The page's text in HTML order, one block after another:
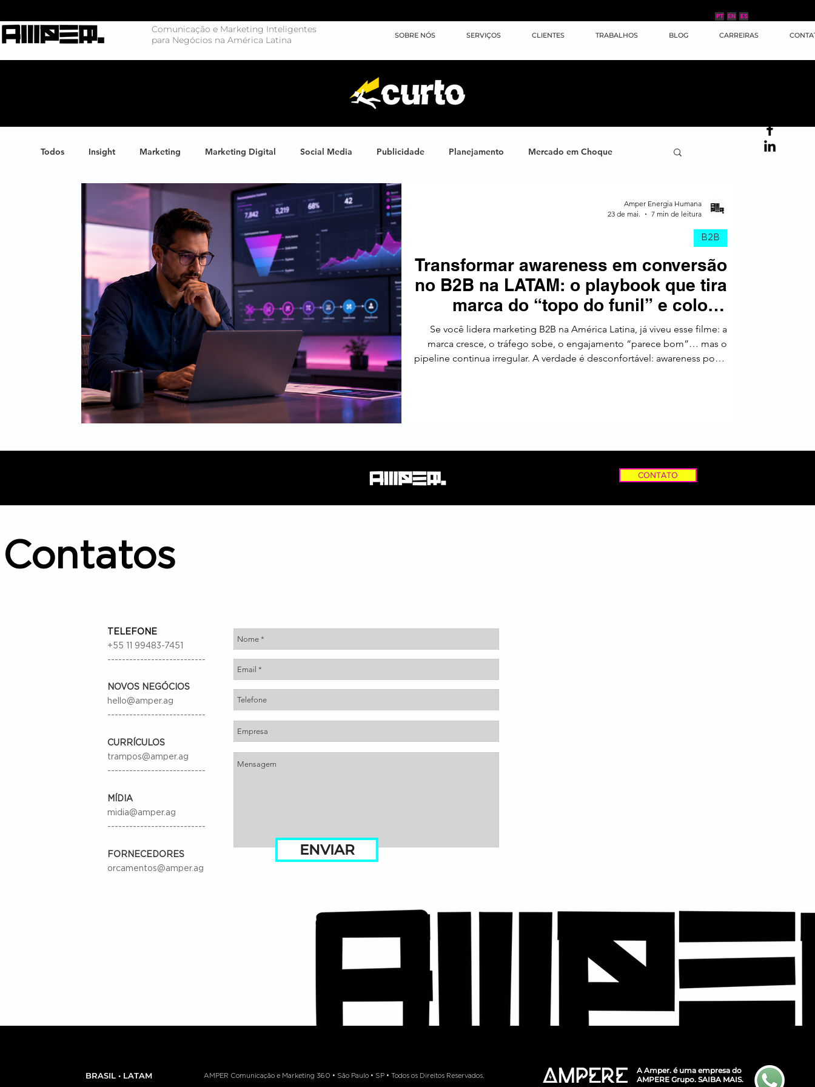
Comunicação e Marketing Inteligentes
para Negócios na América Latina
ES
EN
PT
SOBRE NÓS SERVIÇOS CLIENTES TRABALHOS BLOG CARREIRAS
Todos Insight Marketing Marketing Digital Social Media Publicidade Planejamento Mercado em Choque
Branding Big Data Highlights Learning Brand XP Case de Sucesso
Marketing de Conteúdo Inteligência Artificial Endomarketing Marketing Esportivo
Inbound Marketing B2B Estratégia Tendências América Latina
Transformar awareness em conversão
no B2B na LATAM: o playbook que tira
marca do “topo do funil” e coloca
receita no pipeline
Se você lidera marketing B2B na América Latina, já viveu esse filme: a
marca cresce, o tráfego sobe, o engajamento “parece bom”… mas o
pipeline continua irregular. A verdade é desconfortável: awareness por si
B2B
Amper Energia Humana
23 de mai.
7 min de leitura
CONTATO
Contatos
TELEFONE
+55 11 99483-7451
---------------------------
NOVOS NEGÓCIOS
hello@amper.ag
---------------------------
CURRÍCULOS
trampos@amper.ag
---------------------------
MÍDIA
midia@amper.ag
---------------------------
FORNECEDORES
orcamentos@amper.ag
ENVIAR
BRASIL • LATAM AMPER Comunicação e Marketing 360 • São Paulo • SP • Todos os Direitos Reservados.
A Amper. é uma empresa do
AMPERE Grupo. SAIBA MAIS.